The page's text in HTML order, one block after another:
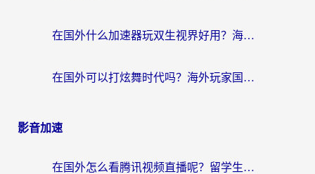
在国外什么加速器玩双生视界好用？海外党亲测不踩坑的终极指南
在国外可以打炫舞时代吗？海外玩家国服游戏加速全攻略（附实测推荐）
影音加速
在国外怎么看腾讯视频直播呢？留学生亲测有效的回国加速指南